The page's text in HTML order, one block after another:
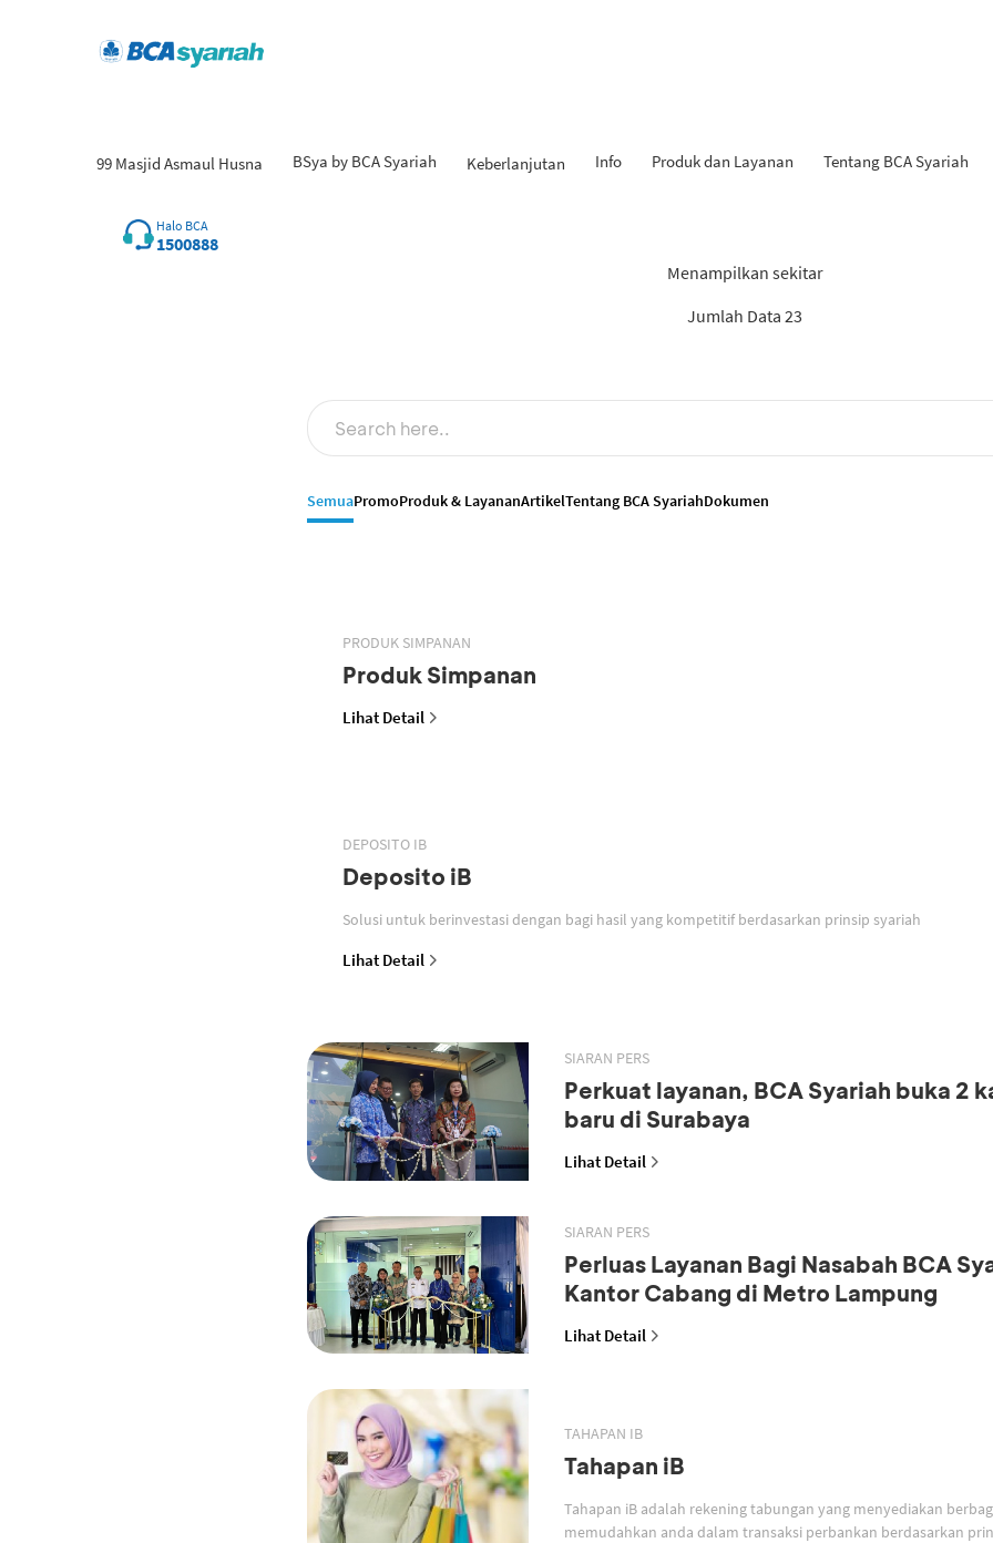
99 Masjid Asmaul Husna BSya by BCA Syariah Keberlanjutan Info Produk dan Layanan Tentang BCA Syariah
Halo BCA
1500888
Menampilkan sekitar
Jumlah Data 23
SemuaPromoProduk & LayananArtikelTentang BCA SyariahDokumen
PRODUK SIMPANAN
Produk Simpanan
Lihat Detail
DEPOSITO IB
Deposito iB
Solusi untuk berinvestasi dengan bagi hasil yang kompetitif berdasarkan prinsip syariah
Lihat Detail
SIARAN PERS
Perkuat layanan, BCA Syariah buka 2
baru di Surabaya
Lihat Detail
SIARAN PERS
Perluas Layanan Bagi Nasabah BCA
Kantor Cabang di Metro Lampung
Lihat Detail
TAHAPAN IB
Tahapan iB
Tahapan iB adalah rekening tabungan yang menyediakan
memudahkan anda dalam transaksi perbankan berdasarkan